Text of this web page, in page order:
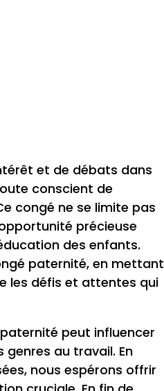
et de débats dans
conscient de
congé ne se limite pas
précieuse
des enfants.
paternité, en mettant
les défis et attentes qui
peut influencer
genres au travail. En
nous espérons offrir